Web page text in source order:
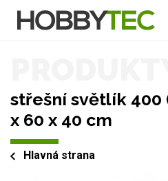
střešní světlík 400
x 60 x 40 cm
Hlavná strana